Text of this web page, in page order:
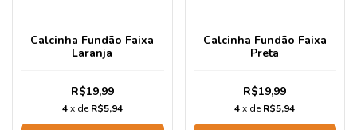
Calcinha Fundão Faixa
Laranja
R$19,99
4 x deR$5,94
Calcinha Fundão Faixa
Preta
R$19,99
4 x deR$5,94